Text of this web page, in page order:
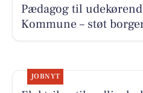
Pædagog til
Kommune – støt
JOBNYT